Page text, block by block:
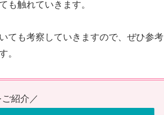
も触れていきます。
ても考察していきますので、ぜひ参考
。
紹介／